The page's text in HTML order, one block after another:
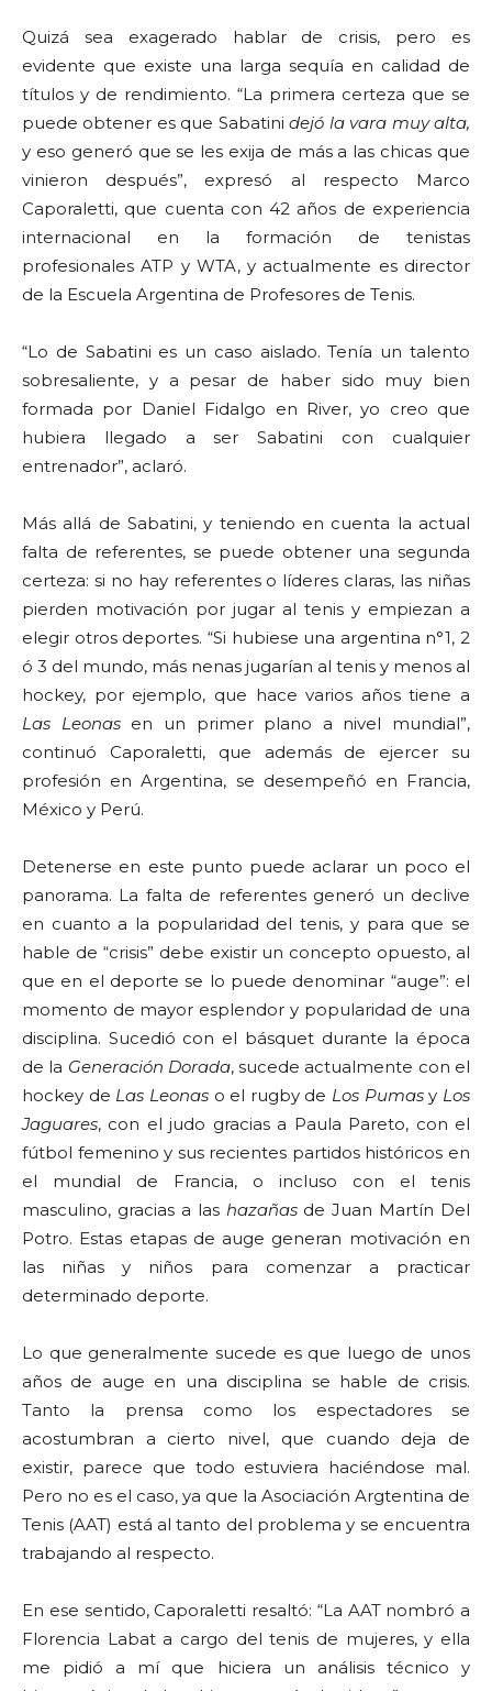
Quizá sea exagerado hablar de crisis, pero es
evidente que existe una larga sequía en calidad de
títulos y de rendimiento. “La primera certeza que se
puede obtener es que Sabatinidejó la vara muy alta,
y eso generó que se les exija de más a las chicas que
vinieron después”, expresó al respecto Marco
Caporaletti, que cuenta con 42 años de experiencia
internacional en la formación de tenistas
profesionales ATP y WTA, y actualmente es director
de la Escuela Argentina de Profesores de Tenis.
“Lo de Sabatini es un caso aislado. Tenía un talento
sobresaliente, y a pesar de haber sido muy bien
formada por Daniel Fidalgo en River, yo creo que
hubiera llegado a ser Sabatini con cualquier
entrenador”, aclaró.
Más allá de Sabatini, y teniendo en cuenta la actual
falta de referentes, se puede obtener una segunda
certeza: si no hay referentes o líderes claras, las niñas
pierden motivación por jugar al tenis y empiezan a
elegir otros deportes. “Si hubiese una argentina n°1, 2
ó 3 del mundo, más nenas jugarían al tenis y menos al
hockey, por ejemplo, que hace varios años tiene a
Las Leonasen un primer plano a nivel mundial”,
continuó Caporaletti, que además de ejercer su
profesión en Argentina, se desempeñó en Francia,
México y Perú.
Detenerse en este punto puede aclarar un poco el
panorama. La falta de referentes generó un declive
en cuanto a la popularidad del tenis, y para que se
hable de “crisis” debe existir un concepto opuesto, al
que en el deporte se lo puede denominar “auge”: el
momento de mayor esplendor y popularidad de una
disciplina. Sucedió con el básquet durante la época
de la Generación Dorada, sucede actualmente con el
hockey de Las Leonas o el rugby de Los Pumasy Los
Jaguares, con el judo gracias a Paula Pareto, con el
fútbol femenino y sus recientes partidos históricos en
el mundial de Francia, o incluso con el tenis
masculino, gracias a las hazañasde Juan Martín Del
Potro. Estas etapas de auge generan motivación en
las niñas y niños para comenzar a practicar
determinado deporte.
Lo que generalmente sucede es que luego de unos
años de auge en una disciplina se hable de crisis.
Tanto la prensa como los espectadores se
acostumbran a cierto nivel, que cuando deja de
existir, parece que todo estuviera haciéndose mal.
Pero no es el caso, ya que la Asociación Argtentina de
Tenis (AAT) está al tanto del problema y se encuentra
trabajando al respecto.
En ese sentido, Caporaletti resaltó: “La AAT nombró a
Florencia Labat a cargo del tenis de mujeres, y ella
me pidió a mí que hiciera un análisis técnico y